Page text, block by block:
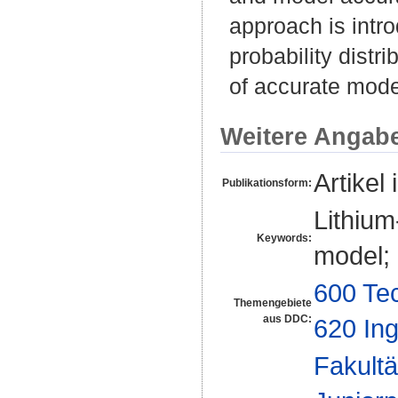
approach is
probability
of accurate
Weitere
Publikationsform: Artikel
Keywords:
Themengebiete
aus DDC:
600
620